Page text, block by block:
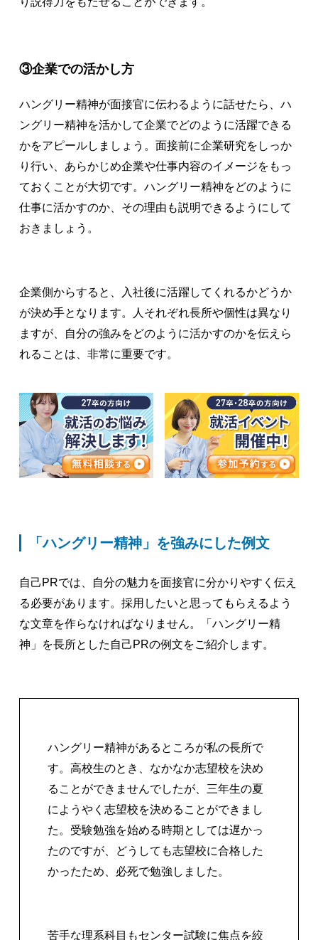
③企業での活かし方
ハングリー精神が面接官に伝わるように話せたら、ハ
ングリー精神を活かして企業でどのように活躍できる
かをアピールしましょう。面接前に企業研究をしっか
り行い、あらかじめ企業や仕事内容のイメージをもっ
ておくことが大切です。ハングリー精神をどのように
仕事に活かすのか、その理由も説明できるようにして
おきましょう。
企業側からすると、入社後に活躍してくれるかどうか
が決め手となります。人それぞれ長所や個性は異なり
ますが、自分の強みをどのように活かすのかを伝えら
れることは、非常に重要です。
「ハングリー精神」を強みにした例文
自己PRでは、自分の魅力を面接官に分かりやすく伝え
る必要があります。採用したいと思ってもらえるよう
な文章を作らなければなりません。「ハングリー精
神」を長所とした自己PRの例文をご紹介します。
ハングリー精神があるところが私の長所で
す。高校生のとき、なかなか志望校を決め
ることができませんでしたが、三年生の夏
にようやく志望校を決めることができまし
た。受験勉強を始める時期としては遅かっ
たのですが、どうしても志望校に合格した
かったため、必死で勉強しました。
苦手な理系科目もセンター試験に焦点を絞